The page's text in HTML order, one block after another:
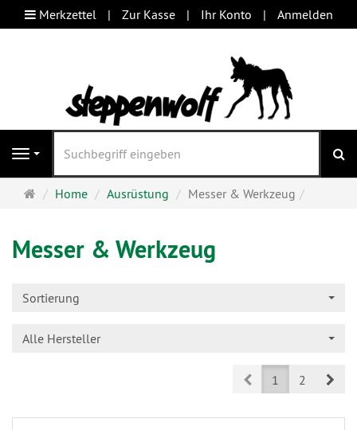
Merkzettel Zur Kasse Ihr Konto Anmelden
Navigation
Startseite
Home Ausrüstung Messer & Werkzeug
Messer & Werkzeug
Sortierung
Alle Hersteller
Prev1 2